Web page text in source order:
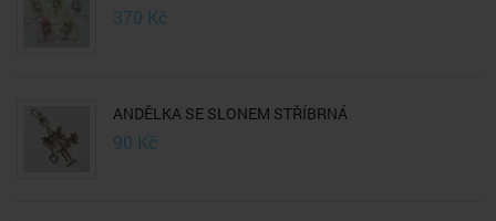
370 Kč
ANDĚLKA SE SLONEM STŘÍBRNÁ
90 Kč